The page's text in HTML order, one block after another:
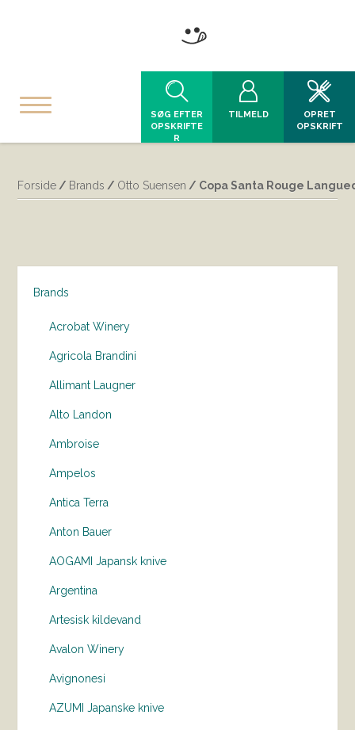
SØG EFTER
OPSKRIFTE
R
TILMELD
OPRET
OPSKRIFT
Forside / Brands / Otto Suensen / Copa Santa Rouge
Brands
Acrobat Winery
Agricola Brandini
Allimant Laugner
Alto Landon
Ambroise
Ampelos
Antica Terra
Anton Bauer
AOGAMI Japansk knive
Argentina
Artesisk kildevand
Avalon Winery
Avignonesi
AZUMI Japanske knive